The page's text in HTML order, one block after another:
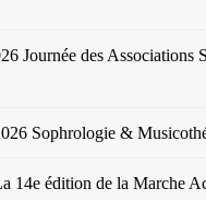
Journée des Associations
Sophrologie &
14e édition de la Marche